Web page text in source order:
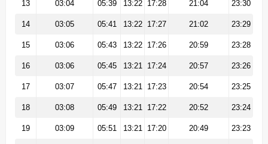
13 03:04 05:39 13:22 17:28 21:04 23:30
14 03:05 05:41 13:22 17:27 21:02 23:29
15 03:06 05:43 13:22 17:26 20:59 23:28
16 03:06 05:45 13:21 17:24 20:57 23:26
17 03:07 05:47 13:21 17:23 20:54 23:25
18 03:08 05:49 13:21 17:22 20:52 23:24
19 03:09 05:51 13:21 17:20 20:49 23:23